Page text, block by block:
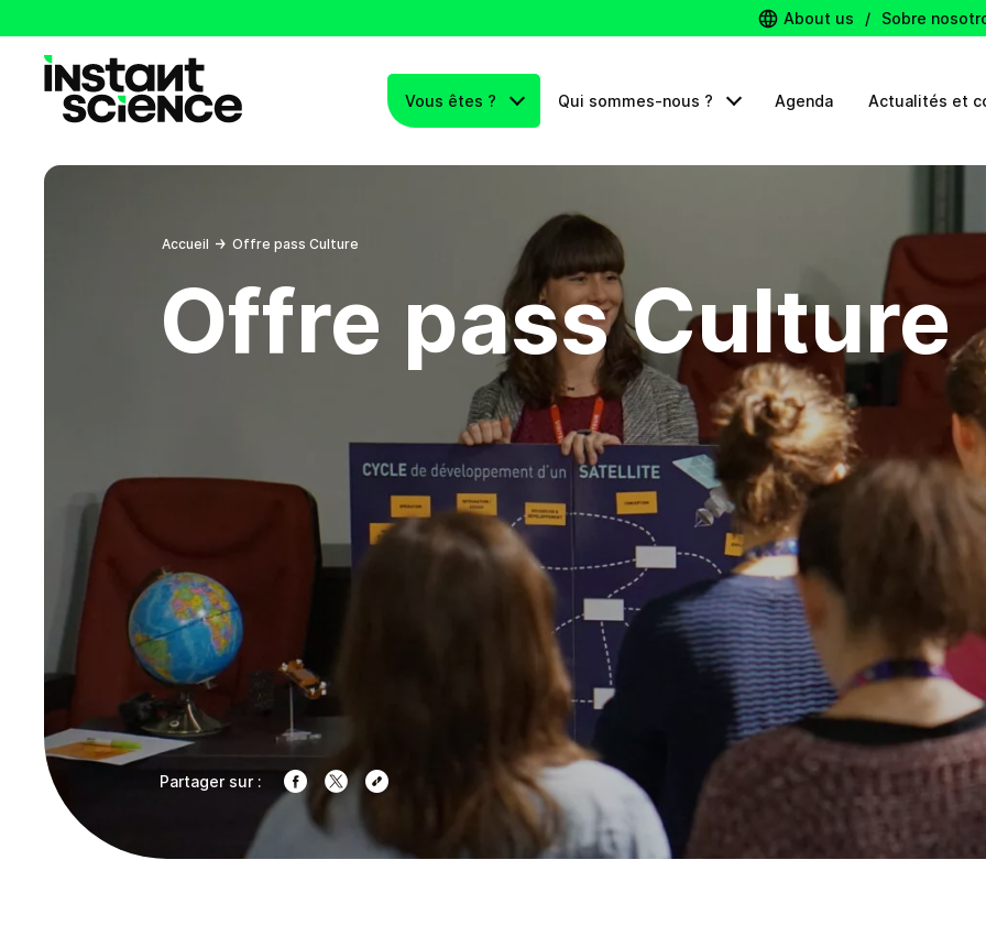
About us / Sobre
Vous êtes ? Qui sommes-nous ? Agenda Actualités et
Accueil Offre pass Culture
Offre pass Culture
Partager sur :